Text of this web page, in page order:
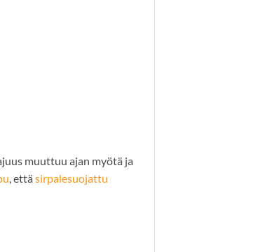
muuttuu ajan myötä ja
, että sirpalesuojattu